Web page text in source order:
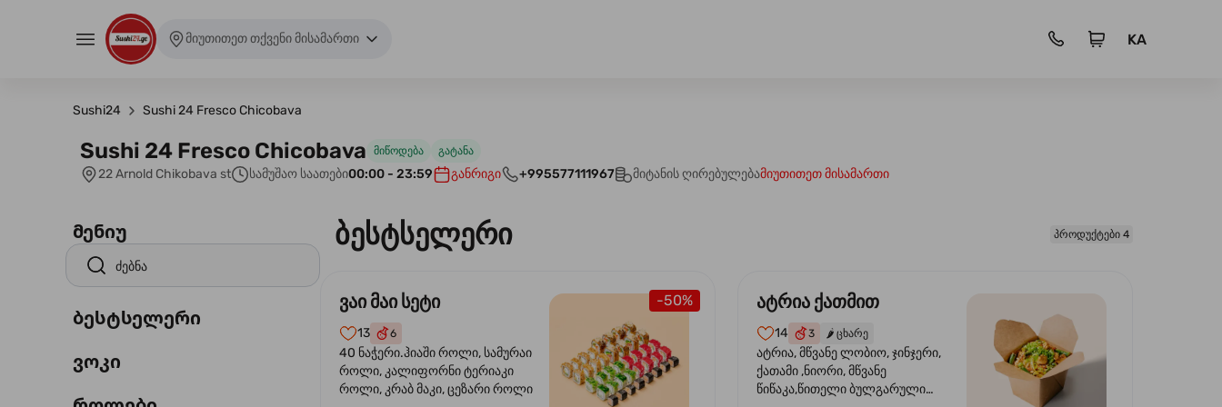
მიუთითეთ თქვენი მისამართი KA
Sushi24 Sushi 24 Fresco Chicobava
Sushi 24 Fresco Chicobava მიწოდება გატანა
22 Arnold Chikobava st სამუშაო საათები00:00 - 23:59 განრიგი +995577111967 მიტანის ღირებულებამიუთითეთ მისამართი
მენიუ
ბესტსელერი
ვოკი
ბესტსელერი პროდუქტები 4
-50%
ვაი მაი სეტი
13 6
40 ნაჭერი.ჰიაში როლი, სამურაი
როლი, კალიფორნი ტერიაკი
როლი, კრაბ მაკი, ცეზარი როლი
ატრია ქათმით
14 3 🌶️ ცხარე
ატრია, მწვანე ლობიო, ჯინჯერი,
ქათამი ,ნიორი, მწვანე
წიწაკა,წითელი ბულგარული